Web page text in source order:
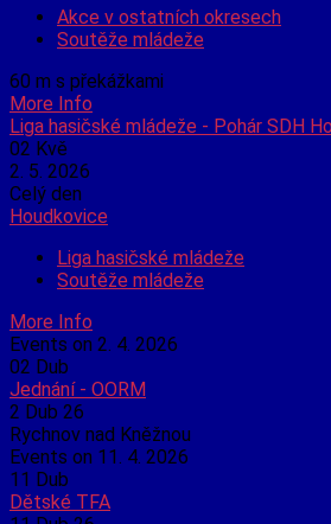
Akce v ostatních okresech
Soutěže mládeže
60 m s překážkami
More Info
Liga hasičské mládeže - Pohár SDH
02 Kvě
2. 5. 2026
Celý den
Houdkovice
Liga hasičské mládeže
Soutěže mládeže
More Info
Events on 2. 4. 2026
02 Dub
Jednání - OORM
2 Dub 26
Rychnov nad Kněžnou
Events on 11. 4. 2026
11 Dub
Dětské TFA